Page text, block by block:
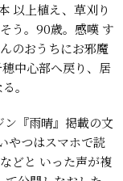
以上植え、草刈り
う。90歳。感嘆 す
のおうちにお邪魔
中心部へ戻り、居
。
『雨晴』掲載の文
やつはスマホで読
どと いった声が複